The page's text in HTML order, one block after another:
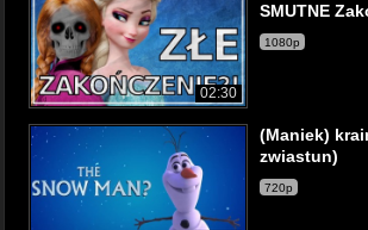
02:30
SMUTNE
1080p
(Maniek)
zwiastun)
720p